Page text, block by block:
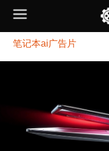
笔记本ai广告片